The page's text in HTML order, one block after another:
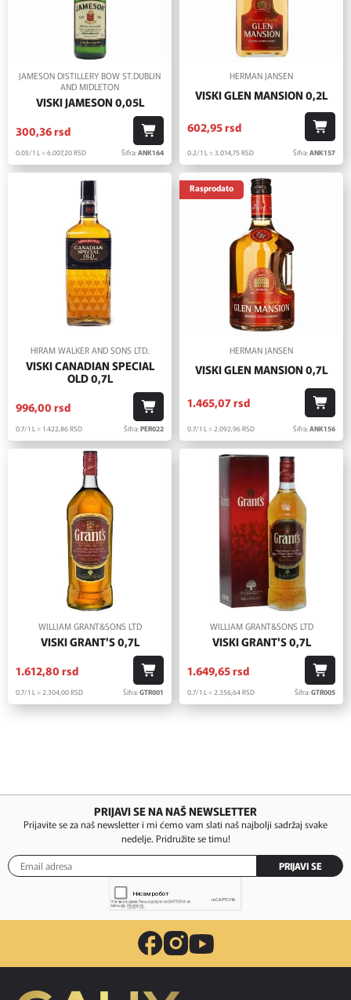
JAMESON DISTILLERY BOW ST.DUBLIN
AND MIDLETON
VISKI JAMESON 0,05L
300,36rsd
0.05/1 L = 6.007,20RSD Šifra:ANK164
HERMAN JANSEN
VISKI GLEN MANSION 0,2L
602,95rsd
0.2/1 L = 3.014,75 RSD Šifra:ANK157
HIRAM WALKER AND SONS LTD.
VISKI CANADIAN SPECIAL
OLD 0,7L
996,00 rsd
0.7/1 L = 1.422,86RSD Šifra:PER022
Rasprodato
HERMAN JANSEN
VISKI GLEN MANSION 0,7L
1.465,07rsd
0.7/1 L = 2.092,96RSD Šifra:ANK156
WILLIAM GRANT&SONS LTD
VISKI GRANT'S 0,7L
1.612,80 rsd
0.7/1 L = 2.304,00RSD Šifra:GTR001
WILLIAM GRANT&SONS LTD
VISKI GRANT'S 0,7L
1.649,65rsd
0.7/1 L = 2.356,64RSD Šifra:GTR005
PRIJAVI SE NA NAŠ NEWSLETTER
Prijavite se za naš newsletter i mi ćemo vam slati naš najbolji sadržaj svake
nedelje. Pridružite se timu!
PRIJAVI SE